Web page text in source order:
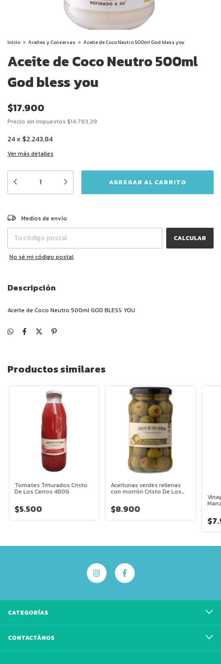
Inicio > Aceites y Conservas > Aceite de Coco Neutro 500ml God bless you
Aceite de Coco Neutro 500ml
God bless you
$17.900
Precio sin impuestos$14.793,39
24x $2.243,84
Ver más detalles
Entregas para el CP:
Medios de envío
CALCULAR
No sé mi código postal
Descripción
Aceite de Coco Neutro 500ml GOD BLESS YOU
Productos similares
Tomates Triturados Cristo
De Los Cerros 480G
$5.500
Aceitunas verdes rellenas
con morrón Cristo De Los
$8.900
CATEGORÍAS
CONTACTÁNOS